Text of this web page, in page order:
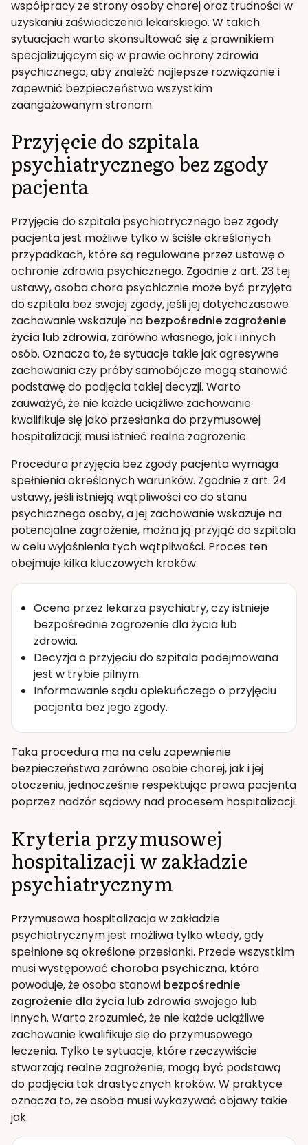
współpracy ze strony osoby chorej oraz trudności w
uzyskaniu zaświadczenia lekarskiego. W takich
sytuacjach warto skonsultować się z prawnikiem
specjalizującym się w prawie ochrony zdrowia
psychicznego, aby znaleźć najlepsze rozwiązanie i
zapewnić bezpieczeństwo wszystkim
zaangażowanym stronom.
Przyjęcie do szpitala
psychiatrycznego bez zgody
pacjenta
Przyjęcie do szpitala psychiatrycznego bez zgody
pacjenta jest możliwe tylko w ściśle określonych
przypadkach, które są regulowane przez ustawę o
ochronie zdrowia psychicznego. Zgodnie z art. 23 tej
ustawy, osoba chora psychicznie może być przyjęta
do szpitala bez swojej zgody, jeśli jej dotychczasowe
zachowanie wskazuje na bezpośrednie zagrożenie
życia lub zdrowia, zarówno własnego, jak i innych
osób. Oznacza to, że sytuacje takie jak agresywne
zachowania czy próby samobójcze mogą stanowić
podstawę do podjęcia takiej decyzji. Warto
zauważyć, że nie każde uciążliwe zachowanie
kwalifikuje się jako przesłanka do przymusowej
hospitalizacji; musi istnieć realne zagrożenie.
Procedura przyjęcia bez zgody pacjenta wymaga
spełnienia określonych warunków. Zgodnie z art. 24
ustawy, jeśli istnieją wątpliwości co do stanu
psychicznego osoby, a jej zachowanie wskazuje na
potencjalne zagrożenie, można ją przyjąć do szpitala
w celu wyjaśnienia tych wątpliwości. Proces ten
obejmuje kilka kluczowych kroków:
Ocena przez lekarza psychiatry, czy istnieje
bezpośrednie zagrożenie dla życia lub
zdrowia.
Decyzja o przyjęciu do szpitala podejmowana
jest w trybie pilnym.
Informowanie sądu opiekuńczego o przyjęciu
pacjenta bez jego zgody.
Taka procedura ma na celu zapewnienie
bezpieczeństwa zarówno osobie chorej, jak i jej
otoczeniu, jednocześnie respektując prawa pacjenta
poprzez nadzór sądowy nad procesem hospitalizacji.
Kryteria przymusowej
hospitalizacji w zakładzie
psychiatrycznym
Przymusowa hospitalizacja w zakładzie
psychiatrycznym jest możliwa tylko wtedy, gdy
spełnione są określone przesłanki. Przede wszystkim
musi występować choroba psychiczna, która
powoduje, że osoba stanowi bezpośrednie
zagrożenie dla życia lub zdrowia swojego lub
innych. Warto zrozumieć, że nie każde uciążliwe
zachowanie kwalifikuje się do przymusowego
leczenia. Tylko te sytuacje, które rzeczywiście
stwarzają realne zagrożenie, mogą być podstawą
do podjęcia tak drastycznych kroków. W praktyce
oznacza to, że osoba musi wykazywać objawy takie
jak: